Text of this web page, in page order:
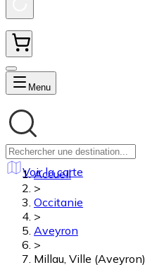
Menu
Voir la carte
Accueil
>
Occitanie
>
Aveyron
>
Millau, Ville (Aveyron)